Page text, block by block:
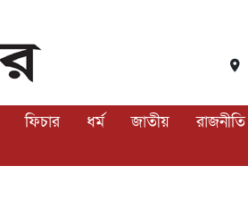
ফিচার ধর্ম জাতীয় রাজনীতি